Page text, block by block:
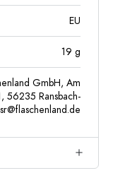
EU
19 g
GmbH, Am
56235 Ransbach-